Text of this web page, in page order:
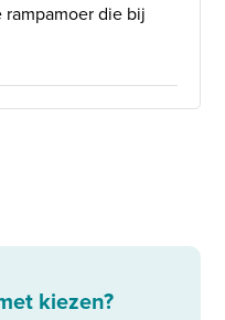
die bij
kiezen?